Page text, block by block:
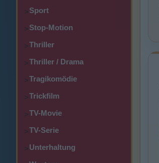
>Sport
>Stop-Motion
>Thriller
>Thriller / Drama
>Tragikomödie
>Trickfilm
>TV-Movie
>TV-Serie
>Unterhaltung